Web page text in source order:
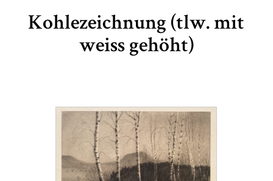
Kohlezeichnung (tlw. mit
weiss gehöht)